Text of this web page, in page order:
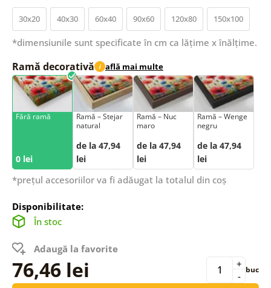
30x20 40x30 60x40 90x60 120x80 150x100
*dimensiunile sunt specificate în cm ca lățime x înălțime.
Ramă decorativă i află mai multe
Fără ramă
0 lei
Ramă – Stejar
natural
de la 47,94
lei
Ramă – Nuc
maro
de la 47,94
lei
Ramă – Wenge
negru
de la 47,94
lei
*prețul accesoriilor va fi adăugat la totalul din coș
Disponibilitate:
În stoc
Adaugă la favorite
76,46 lei -
+ buc